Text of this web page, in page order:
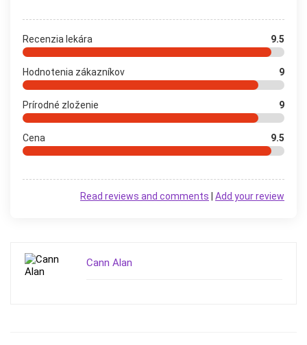
Recenzia lekára 9.5
Hodnotenia zákazníkov 9
Prírodné zloženie 9
Cena 9.5
Add your review
Read reviews and comments
Cann Alan